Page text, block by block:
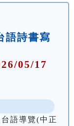
語詩書寫
05/17
語導覽(中正